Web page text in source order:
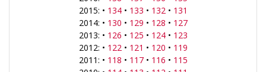
2015: • 134• 133 • 132 • 131
2014: • 130 • 129 • 128 • 127
2013: • 126 • 125 • 124• 123
2012: • 122 • 121 • 120 • 119
2011: • 118 • 117• 116 • 115